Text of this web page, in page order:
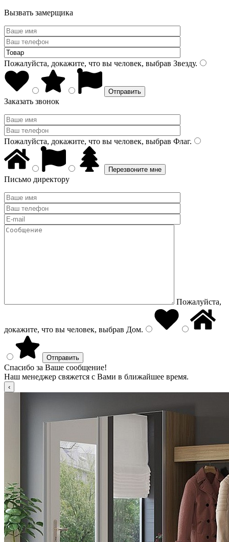
Вызвать замерщика
Пожалуйста, докажите, что вы человек, выбрав Звезду.
Заказать звонок
Пожалуйста, докажите, что вы человек, выбрав Флаг.
Письмо директору
Пожалуйста,
докажите, что вы человек, выбрав Дом.
Спасибо за Ваше сообщение!
Наш менеджер свяжется с Вами в ближайшее время.